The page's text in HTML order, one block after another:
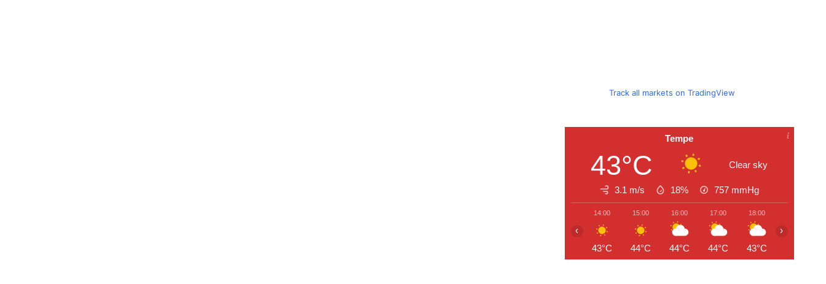
Track all markets on TradingView
Tempe
43°C Clear sky
3.1 m/s 18% 757 mmHg
14:00
43°C
15:00
44°C
16:00
44°C
17:00
44°C
18:00
43°C
‹ ›